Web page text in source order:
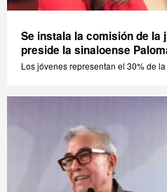
Se instala la comisión de la
preside la sinaloense
Los jóvenes representan el 30% de